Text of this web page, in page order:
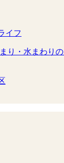
イフ
り・水まわり